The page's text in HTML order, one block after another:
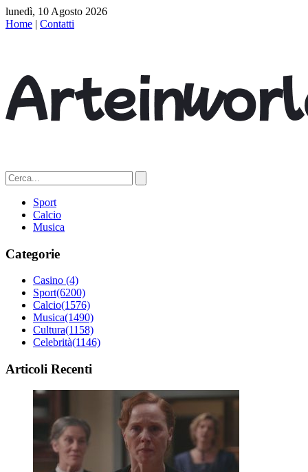
lunedì, 10 Agosto 2026
Home | Contatti
Sport
Calcio
Musica
Categorie
Casino (4)
Sport(6200)
Calcio(1576)
Musica(1490)
Cultura(1158)
Celebrità(1146)
Articoli Recenti